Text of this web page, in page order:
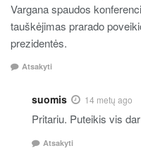
Vargana spaudos
tauškėjimas prarado
prezidentės.
Atsakyti
suomis 14 metų ago
Pritariu. Puteikis vis
Atsakyti